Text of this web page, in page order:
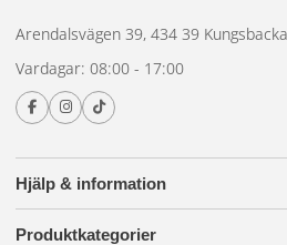
Hjälp & information
Produktkategorier
Arendalsvägen 39, 434 39 Kungsbacka
Vardagar: 08:00 - 17:00